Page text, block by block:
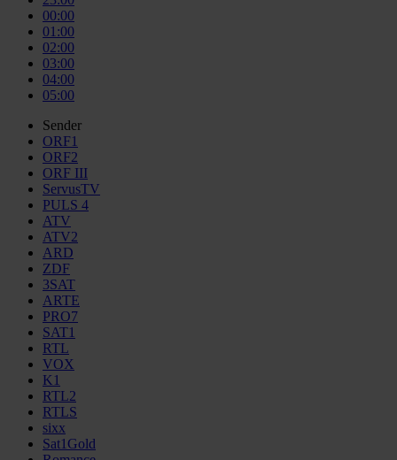
00:00
01:00
02:00
03:00
04:00
05:00
Sender
ORF1
ORF2
ORF III
ServusTV
PULS 4
ATV
ATV2
ARD
ZDF
3SAT
ARTE
PRO7
SAT1
RTL
VOX
K1
RTL2
RTLS
sixx
Sat1Gold